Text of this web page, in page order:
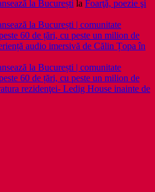
la București la Foarţă, poezie şi
la București | comunitate
60 de țări, cu peste un milion de
audio imersivă de Călin Țopa în
la București | comunitate
60 de țări, cu peste un milion de
rezidenţei- Ledig House inainte de